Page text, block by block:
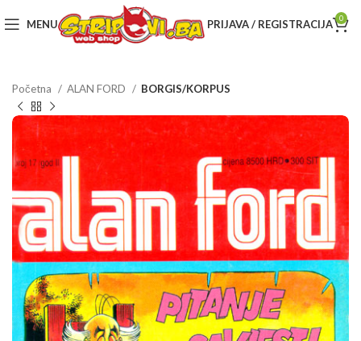
MENU PRIJAVA / REGISTRACIJA 0
Početna ALAN FORD BORGIS/KORPUS